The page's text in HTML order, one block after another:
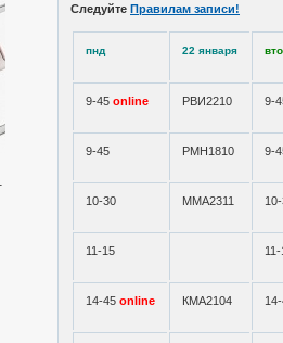
Следуйте Правилам записи!
пнд 22 января
9-45online РВИ2210 9-
9-45 РМН1810 9-
10-30 ММА2311
11-15
14-45online КМА2104